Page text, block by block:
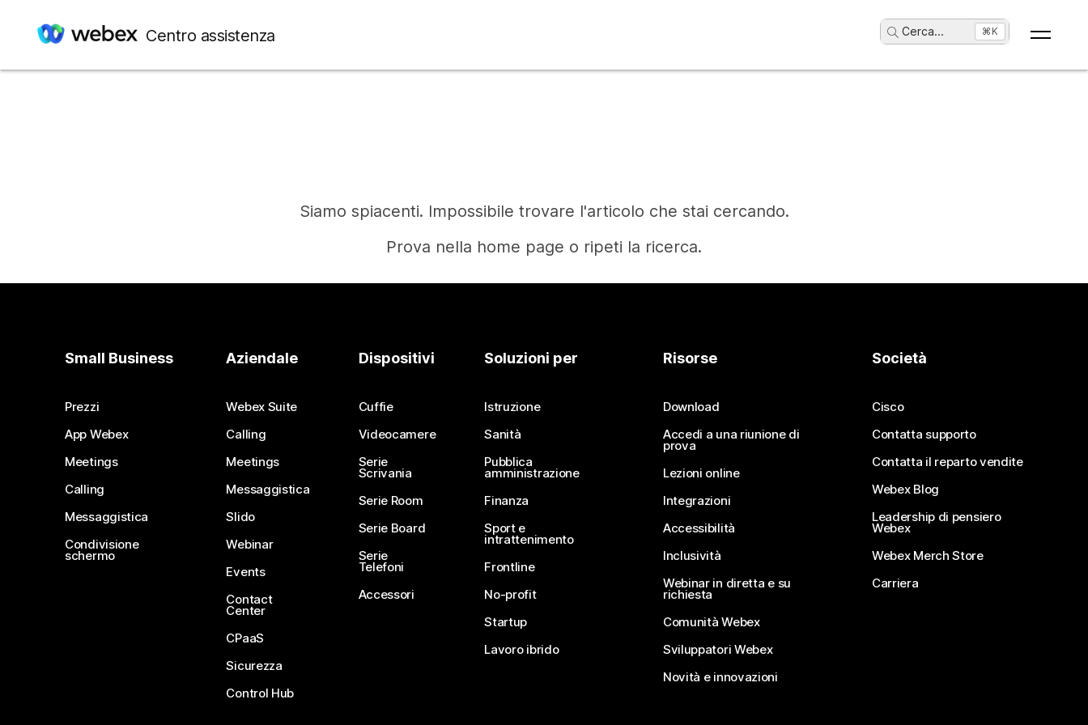
Centro assistenza Cerca... ⌘K
Siamo spiacenti. Impossibile trovare l'articolo che stai cercando.
Prova nella home page o ripeti la ricerca.
Occorre una risposta?
Invia una domanda
Small Business
Prezzi
App Webex
Meetings
Calling
Messaggistica
Condivisione
schermo
Aziendale
Webex Suite
Calling
Meetings
Messaggistica
Slido
Webinar
Events
Contact
Center
CPaaS
Sicurezza
Control Hub
Dispositivi
Cuffie
Videocamere
Serie
Scrivania
Serie Room
Serie Board
Serie
Telefoni
Accessori
Soluzioni per
Istruzione
Sanità
Pubblica
amministrazione
Finanza
Sport e
intrattenimento
Frontline
No-profit
Startup
Lavoro ibrido
Risorse
Download
Accedi a una riunione di
prova
Lezioni online
Integrazioni
Accessibilità
Inclusività
Webinar in diretta e su
richiesta
Comunità Webex
Sviluppatori Webex
Novità e innovazioni
Società
Cisco
Contatta supporto
Contatta il reparto vendite
Webex Blog
Leadership di pensiero
Webex
Webex Merch Store
Carriera